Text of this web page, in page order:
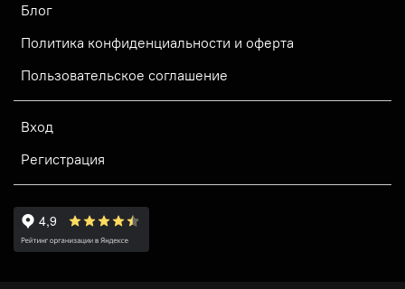
Блог
Политика конфиденциальности и оферта
Пользовательское соглашение
Вход
Регистрация